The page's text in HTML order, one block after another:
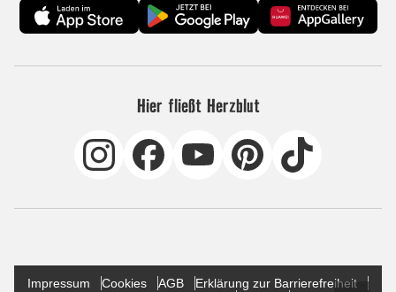
Hier fließt Herzblut
Impressum Cookies AGB
Erklärung zur Barrierefreiheit